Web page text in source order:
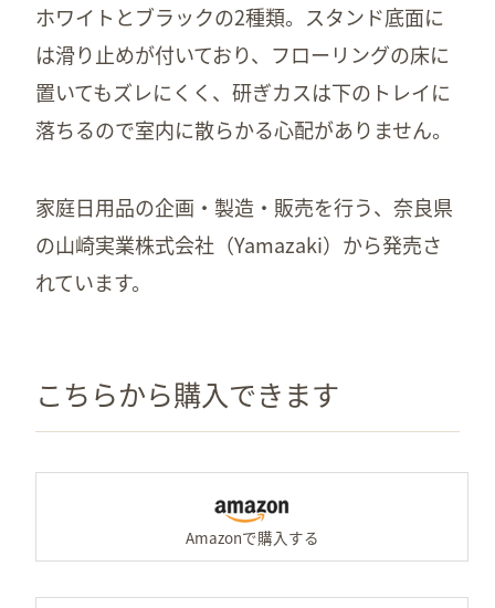
ホワイトとブラックの2種類。スタンド底面に
は滑り止めが付いており、フローリングの床に
置いてもズレにくく、研ぎカスは下のトレイに
落ちるので室内に散らかる心配がありません。
家庭日用品の企画・製造・販売を行う、奈良県
の山崎実業株式会社（Yamazaki）から発売さ
れています。
こちらから購入できます